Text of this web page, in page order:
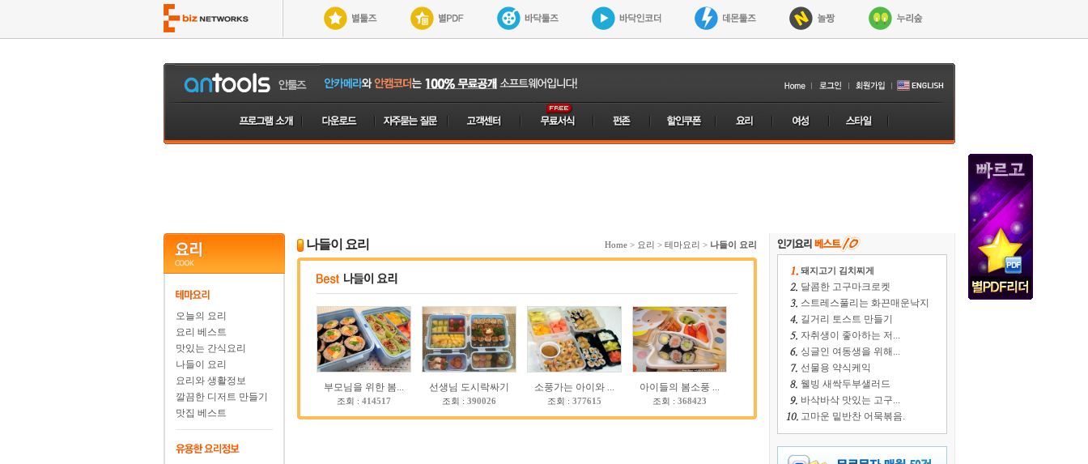
오늘의 요리
요리 베스트
맛있는 간식요리
나들이 요리
요리와 생활정보
깔끔한 디저트 만들기
맛집 베스트
나들이 요리 Home > 요리 > 테마요리 > 나들이 요리
부모님을 위한 봄...
조회 : 414517
선생님 도시락싸기
조회 : 390026
소풍가는 아이와 ...
조회 : 377615
아이들의 봄소풍 ...
조회 : 368423
돼지고기 김치찌게
달콤한 고구마크로켓
스트레스풀리는 화끈매운낙지
길거리 토스트 만들기
자취생이 좋아하는 저...
싱글인 여동생을 위해...
선물용 약식케익
웰빙 새싹두부샐러드
바삭바삭 맛있는 고구...
고마운 밑반찬 어묵볶음.